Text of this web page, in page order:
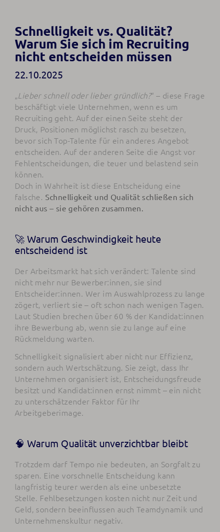
Schnelligkeit vs. Qualität?
Warum Sie sich im Recruiting
nicht entscheiden müssen
22.10.2025
„Lieber schnell oder lieber gründlich?“ – diese Frage
beschäftigt viele Unternehmen, wenn es um
Recruiting geht. Auf der einen Seite steht der
Druck, Positionen möglichst rasch zu besetzen,
bevor sich Top-Talente für ein anderes Angebot
entscheiden. Auf der anderen Seite die Angst vor
Fehlentscheidungen, die teuer und belastend sein
können.
Doch in Wahrheit ist diese Entscheidung eine
falsche. Schnelligkeit und Qualität schließen sich
nicht aus – sie gehören zusammen.
🚀 Warum Geschwindigkeit heute
entscheidend ist
Der Arbeitsmarkt hat sich verändert: Talente sind
nicht mehr nur Bewerber:innen, sie sind
Entscheider:innen. Wer im Auswahlprozess zu lange
zögert, verliert sie – oft schon nach wenigen Tagen.
Laut Studien brechen über 60 % der Kandidat:innen
ihre Bewerbung ab, wenn sie zu lange auf eine
Rückmeldung warten.
Schnelligkeit signalisiert aber nicht nur Effizienz,
sondern auch Wertschätzung. Sie zeigt, dass Ihr
Unternehmen organisiert ist, Entscheidungsfreude
besitzt und Kandidat:innen ernst nimmt – ein nicht
zu unterschätzender Faktor für Ihr
Arbeitgeberimage.
🧠 Warum Qualität unverzichtbar bleibt
Trotzdem darf Tempo nie bedeuten, an Sorgfalt zu
sparen. Eine vorschnelle Entscheidung kann
langfristig teurer werden als eine unbesetzte
Stelle. Fehlbesetzungen kosten nicht nur Zeit und
Geld, sondern beeinflussen auch Teamdynamik und
Unternehmenskultur negativ.